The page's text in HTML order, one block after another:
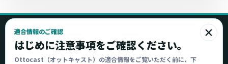
×
適合情報のご確認
はじめに注意事項をご確認ください。
Ottocast（オットキャスト）の適合情報をご覧いただく前に、下
Ottocast
オットキャスト